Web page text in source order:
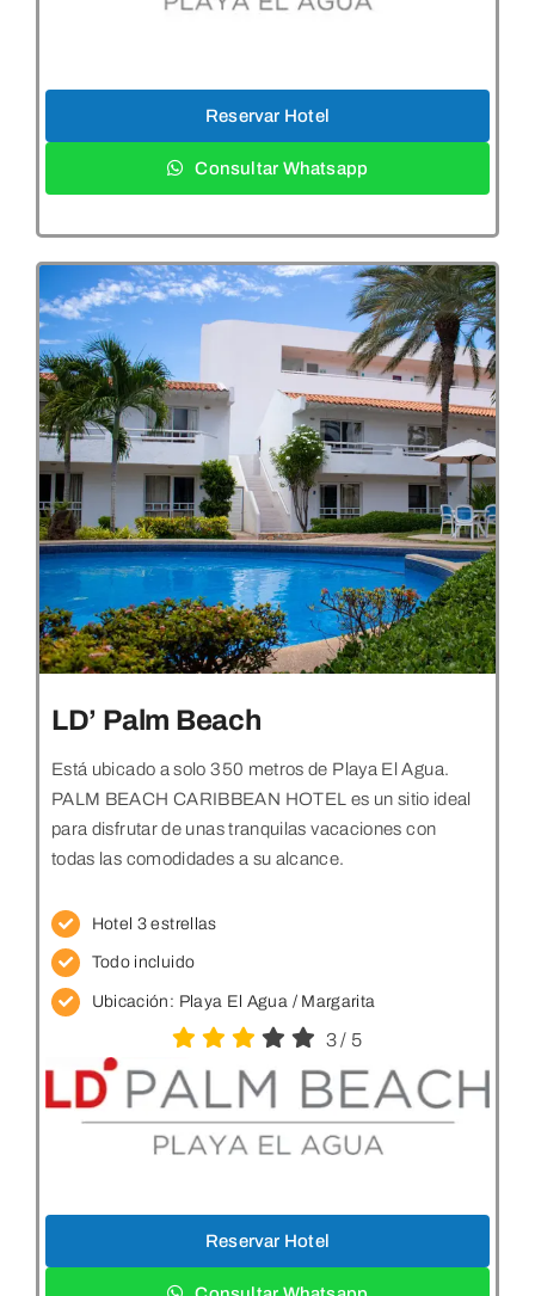
Reservar Hotel
Consultar Whatsapp
LD’ Palm Beach
Está ubicado a solo 350 metros de Playa El Agua.
PALM BEACH CARIBBEAN HOTEL es un sitio ideal
para disfrutar de unas tranquilas vacaciones con
todas las comodidades a su alcance.
Hotel 3 estrellas
Todo incluido
Ubicación: Playa El Agua / Margarita
3/ 5
Reservar Hotel